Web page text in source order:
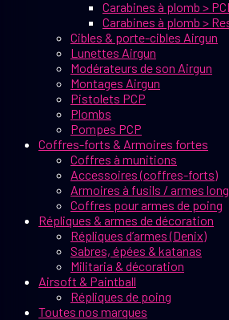
Carabines à plomb >
Carabines à plomb >
Cibles & porte-cibles Airgun
Lunettes Airgun
Modérateurs de son Airgun
Montages Airgun
Pistolets PCP
Plombs
Pompes PCP
Coffres-forts & Armoires fortes
Coffres à munitions
Accessoires (coffres-forts)
Armoires à fusils / armes
Coffres pour armes de poing
Répliques & armes de décoration
Répliques d’armes (Denix)
Sabres, épées & katanas
Militaria & décoration
Airsoft & Paintball
Répliques de poing
Toutes nos marques